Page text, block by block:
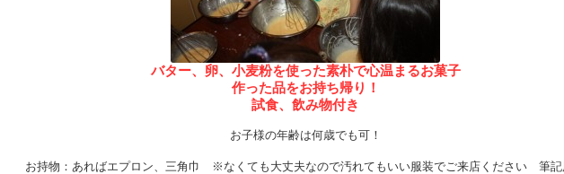
バター、卵、小麦粉を使った素朴で心温まるお菓子
作った品をお持ち帰り！
試食、飲み物付き
お子様の年齢は何歳でも可！
お持物：あればエプロン、三角巾 ※なくても大丈夫なので汚れてもいい服装でご来店ください 筆記